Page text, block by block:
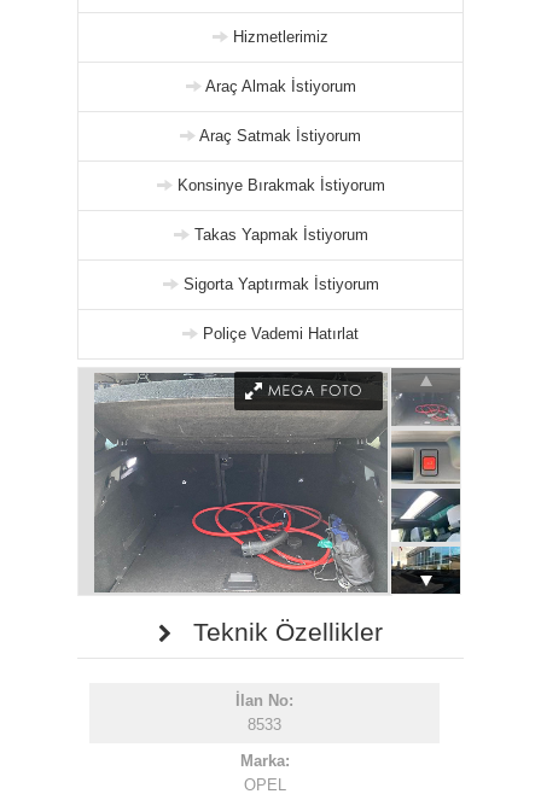
Hizmetlerimiz
Araç Almak İstiyorum
Araç Satmak İstiyorum
Konsinye Bırakmak İstiyorum
Takas Yapmak İstiyorum
Sigorta Yaptırmak İstiyorum
Poliçe Vademi Hatırlat
Teknik Özellikler
İlan No:
8533
Marka:
OPEL